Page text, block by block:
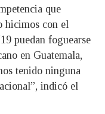
que
hicimos con el
puedan foguearse
en Guatemala,
tenido ninguna
indicó el